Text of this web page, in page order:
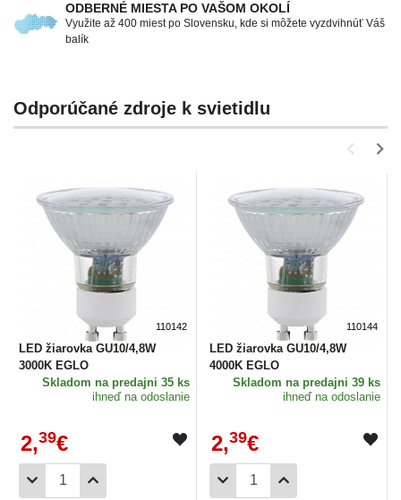
ODBERNÉ MIESTA PO VAŠOM OKOLÍ
Využite až 400 miest po Slovensku, kde si môžete vyzdvihnúť Váš
balík
Odporúčané zdroje k svietidlu
110142
LED žiarovka GU10/4,8W
3000K EGLO
Skladom na predajni 35 ks
ihneď na odoslanie
2,39€
110144
LED žiarovka GU10/4,8W
4000K EGLO
Skladom na predajni 39 ks
ihneď na odoslanie
2,39€